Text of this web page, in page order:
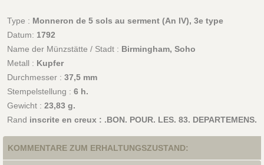
Type : Monneron de 5 sols au serment (An IV), 3e type
Datum: 1792
Name der Münzstätte / Stadt : Birmingham, Soho
Metall : Kupfer
Durchmesser : 37,5 mm
Stempelstellung : 6 h.
Gewicht : 23,83 g.
Rand inscrite en creux : .BON. POUR. LES. 83. DEPARTEMENS.
KOMMENTARE ZUM ERHALTUNGSZUSTAND: